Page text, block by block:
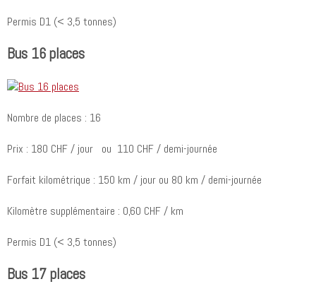
Permis D1 (< 3,5 tonnes)
Bus 16 places
Nombre de places : 16
Prix : 180 CHF / jour ou 110 CHF / demi-journée
Forfait kilométrique : 150 km / jour ou 80 km / demi-journée
Kilomètre supplémentaire : 0,60 CHF / km
Permis D1 (< 3,5 tonnes)
Bus 17 places